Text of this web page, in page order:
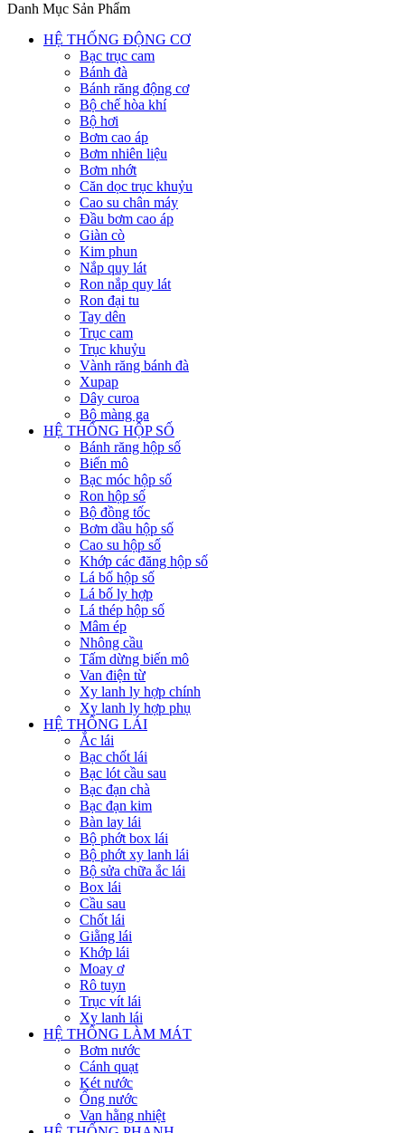
Danh Mục Sản Phẩm
HỆ THỐNG ĐỘNG CƠ
Bạc trục cam
Bánh đà
Bánh răng động cơ
Bộ chế hòa khí
Bộ hơi
Bơm cao áp
Bơm nhiên liệu
Bơm nhớt
Căn dọc trục khuỷu
Cao su chân máy
Đầu bơm cao áp
Giàn cò
Kim phun
Nắp quy lát
Ron nắp quy lát
Ron đại tu
Tay dên
Trục cam
Trục khuỷu
Vành răng bánh đà
Xupap
Dây curoa
Bộ màng ga
HỆ THỐNG HỘP SỐ
Bánh răng hộp số
Biến mô
Bạc móc hộp số
Ron hộp số
Bộ đồng tốc
Bơm dầu hộp số
Cao su hộp số
Khớp các đăng hộp số
Lá bố hộp số
Lá bố ly hợp
Lá thép hộp số
Mâm ép
Nhông cầu
Tấm dừng biến mô
Van điện từ
Xy lanh ly hợp chính
Xy lanh ly hợp phụ
HỆ THỐNG LÁI
Ắc lái
Bạc chốt lái
Bạc lót cầu sau
Bạc đạn chà
Bạc đạn kim
Bàn lay lái
Bộ phớt box lái
Bộ phớt xy lanh lái
Bộ sửa chữa ắc lái
Box lái
Cầu sau
Chốt lái
Giằng lái
Khớp lái
Moay ơ
Rô tuyn
Trục vít lái
Xy lanh lái
HỆ THỐNG LÀM MÁT
Bơm nước
Cánh quạt
Két nước
Ống nước
Van hằng nhiệt